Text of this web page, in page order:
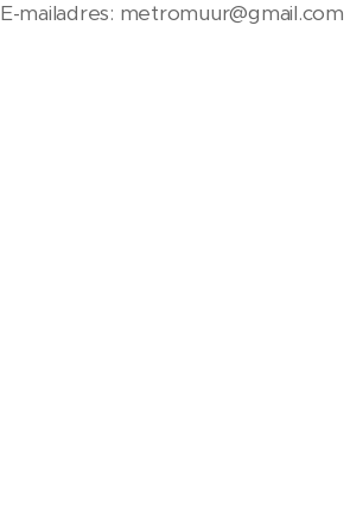
E-mailadres: metromuur@gmail.com